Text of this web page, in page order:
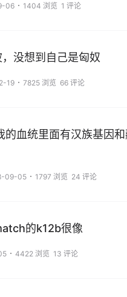
06 1404 浏览 1 评论
没想到自己是匈奴
19 7825 浏览 66 评论
的血统里面有汉族基因
09-05 1797 浏览 24 评论
的k12b很像
4422 浏览 13 评论